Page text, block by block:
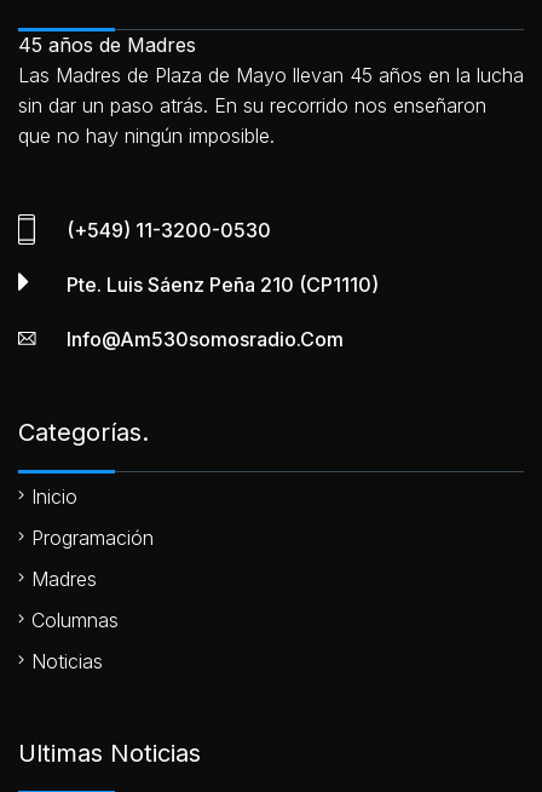
45 años de Madres
Las Madres de Plaza de Mayo llevan 45 años en la lucha
sin dar un paso atrás. En su recorrido nos enseñaron
que no hay ningún imposible.
(+549) 11-3200-0530
Pte. Luis Sáenz Peña 210 (CP1110)
Info@am530somosradio.com
Categorías.
Inicio
Programación
Madres
Columnas
Noticias
Ultimas Noticias